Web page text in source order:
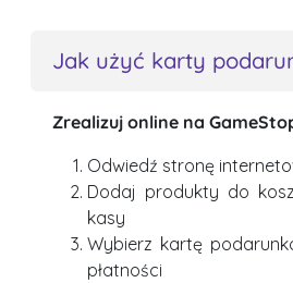
Jak użyć karty
Zrealizuj online na
Odwiedź stronę
Dodaj produkty do
kasy
Wybierz kartę
płatności